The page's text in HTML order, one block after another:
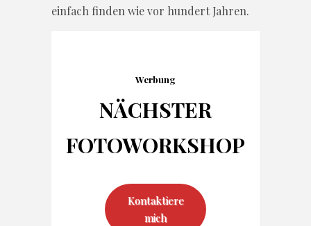
einfach finden wie vor hundert Jahren.
Werbung
NÄCHSTER
FOTOWORKSHOP
Kontaktiere
mich